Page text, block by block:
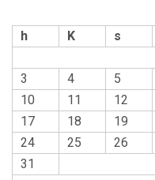
h K s
3
4 5
10
11 12
17
18 19
24
25 26
31